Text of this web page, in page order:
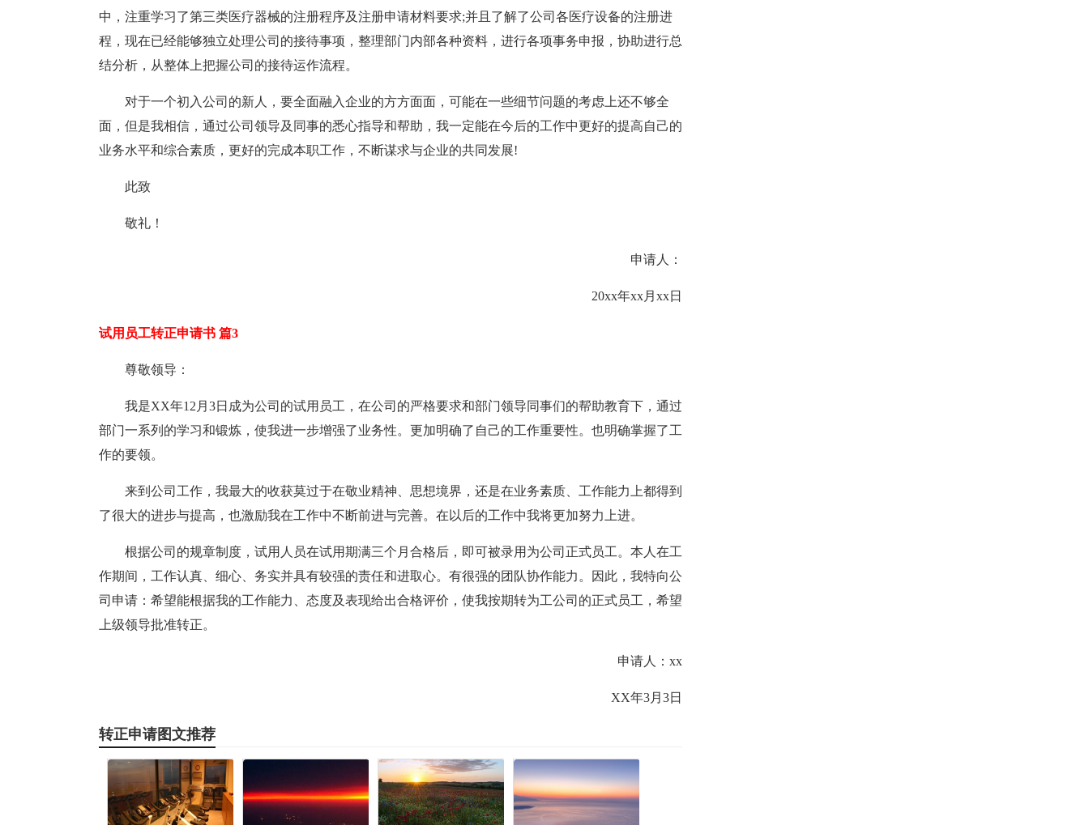
中，注重学习了第三类医疗器械的注册程序及注册申请材料要求;并且了解了公司各医疗设备的注册进
程，现在已经能够独立处理公司的接待事项，整理部门内部各种资料，进行各项事务申报，协助进行总
结分析，从整体上把握公司的接待运作流程。
对于一个初入公司的新人，要全面融入企业的方方面面，可能在一些细节问题的考虑上还不够全
面，但是我相信，通过公司领导及同事的悉心指导和帮助，我一定能在今后的工作中更好的提高自己的
业务水平和综合素质，更好的完成本职工作，不断谋求与企业的共同发展!
此致
敬礼！
申请人：
20xx年xx月xx日
试用员工转正申请书 篇3
尊敬领导：
我是XX年12月3日成为公司的试用员工，在公司的严格要求和部门领导同事们的帮助教育下，通过
部门一系列的学习和锻炼，使我进一步增强了业务性。更加明确了自己的工作重要性。也明确掌握了工
作的要领。
来到公司工作，我最大的收获莫过于在敬业精神、思想境界，还是在业务素质、工作能力上都得到
了很大的进步与提高，也激励我在工作中不断前进与完善。在以后的工作中我将更加努力上进。
根据公司的规章制度，试用人员在试用期满三个月合格后，即可被录用为公司正式员工。本人在工
作期间，工作认真、细心、务实并具有较强的责任和进取心。有很强的团队协作能力。因此，我特向公
司申请：希望能根据我的工作能力、态度及表现给出合格评价，使我按期转为工公司的正式员工，希望
上级领导批准转正。
申请人：xx
XX年3月3日
转正申请图文推荐